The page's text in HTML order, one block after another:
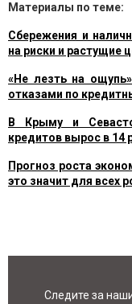
Материалы по теме:
Сбережения и
на риски и растущие
«Не лезть на
отказами по
В Крыму и
кредитов вырос в 14
Прогноз роста
это значит для всех
Следите за